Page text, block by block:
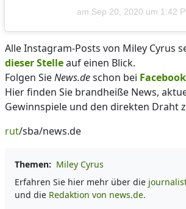
am Sep 20, 2020 um 1:42
Alle Instagram-Posts von Miley Cyrus
dieser Stelleauf einen Blick.
Folgen SieNews.deschon bei Facebook
Hier finden Sie brandheiße News,
Gewinnspiele und den direkten Draht
rut/sba/news.de
Themen: Miley Cyrus
Erfahren Sie hier mehr über die
und die Redaktion von news.de.